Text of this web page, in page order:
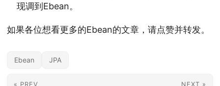
现调到Ebean。
如果各位想看更多的Ebean的文章，请点赞并转发。
Ebean JPA
« PREV NEXT »